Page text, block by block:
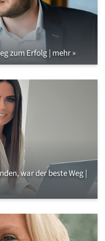
zum Erfolg | mehr »
war der beste Weg |